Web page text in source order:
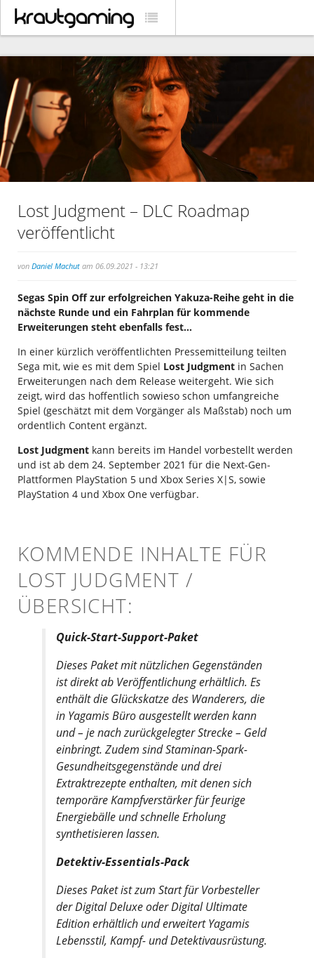
Lost Judgment – DLC Roadmap
veröffentlicht
von Daniel Machut am 06.09.2021 - 13:21
Segas Spin Off zur erfolgreichen Yakuza-Reihe geht in die
nächste Runde und ein Fahrplan für kommende
Erweiterungen steht ebenfalls fest…
In einer kürzlich veröffentlichten Pressemitteilung teilten
Sega mit, wie es mit dem Spiel Lost Judgment in Sachen
Erweiterungen nach dem Release weitergeht. Wie sich
zeigt, wird das hoffentlich sowieso schon umfangreiche
Spiel (geschätzt mit dem Vorgänger als Maßstab) noch um
ordentlich Content ergänzt.
Lost Judgment kann bereits im Handel vorbestellt werden
und ist ab dem 24. September 2021 für die Next-Gen-
Plattformen PlayStation 5 und Xbox Series X|S, sowie
PlayStation 4 und Xbox One verfügbar.
KOMMENDE INHALTE FÜR
LOST JUDGMENT /
ÜBERSICHT:
Quick-Start-Support-Paket
Dieses Paket mit nützlichen Gegenständen
ist direkt ab Veröffentlichung erhältlich. Es
enthält die Glückskatze des Wanderers, die
in Yagamis Büro ausgestellt werden kann
und – je nach zurückgelegter Strecke – Geld
einbringt. Zudem sind Staminan-Spark-
Gesundheitsgegenstände und drei
Extraktrezepte enthalten, mit denen sich
temporäre Kampfverstärker für feurige
Energiebälle und schnelle Erholung
synthetisieren lassen.
Detektiv-Essentials-Pack
Dieses Paket ist zum Start für Vorbesteller
der Digital Deluxe oder Digital Ultimate
Edition erhältlich und erweitert Yagamis
Lebensstil, Kampf- und Detektivausrüstung.